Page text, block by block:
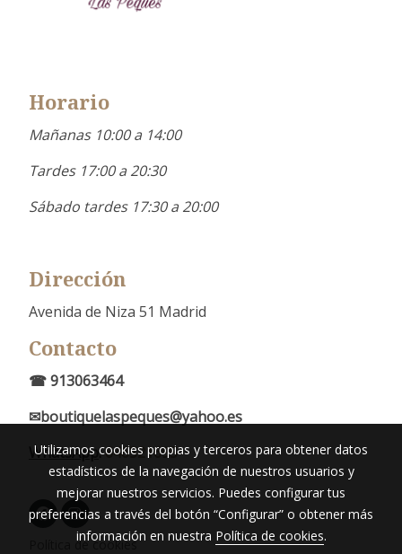
Horario
Mañanas 10:00 a 14:00
Tardes 17:00 a 20:30
Sábado tardes 17:30 a 20:00
Dirección
Avenida de Niza 51 Madrid
Contacto
☎ 913063464
✉boutiquelaspeques@yahoo.es
WhatsApp :646521695
Política de cookies
Utilizamos cookies propias y terceros para obtener datos
estadísticos de la navegación de nuestros usuarios y
mejorar nuestros servicios. Puedes configurar tus
preferencias a través del botón “Configurar” o obtener más
información en nuestra Política de cookies.